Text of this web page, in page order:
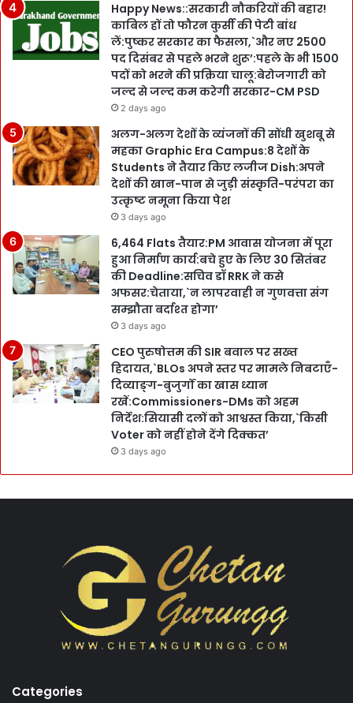
Happy News::सरकारी नौकरियों की बहार!
काबिल हों तो फौरन कुर्सी की पेटी बांध
लें:पुष्कर सरकार का फैसला,`और नए 2500
पद दिसंबर से पहले भरने शुरू’:पहले के भी 1500
पदों को भरने की प्रक्रिया चालू:बेरोजगारी को
जल्द से जल्द कम करेगी सरकार-CM PSD
2 days ago
अलग-अलग देशों के व्यंजनों की सोंधी खुशबू से
महका Graphic Era Campus:8 देशों के
Students ने तैयार किए लजीज Dish:अपने
देशों की खान-पान से जुड़ी संस्कृति-परंपरा का
उत्कृष्ट नमूना किया पेश
3 days ago
6,464 Flats तैयार:PM आवास योजना में पूरा
हुआ निर्माण कार्य:बचे हुए के लिए 30 सितंबर
की Deadline:सचिव डॉ RRK ने कसे
अफसर:चेताया,`न लापरवाही न गुणवत्ता संग
सम्झौता बर्दाश्त होगा’
3 days ago
CEO पुरुषोत्तम की SIR बवाल पर सख्त
हिदायत,`BLOs अपने स्तर पर मामले निबटाएँ-
दिव्याङ्ग-बुजुर्गों का खास ध्यान
रखें:Commissioners-DMs को अहम
निर्देश:सियासी दलों को आश्वस्त किया,`किसी
Voter को नहीं होने देंगे दिक्कत’
3 days ago
Categories